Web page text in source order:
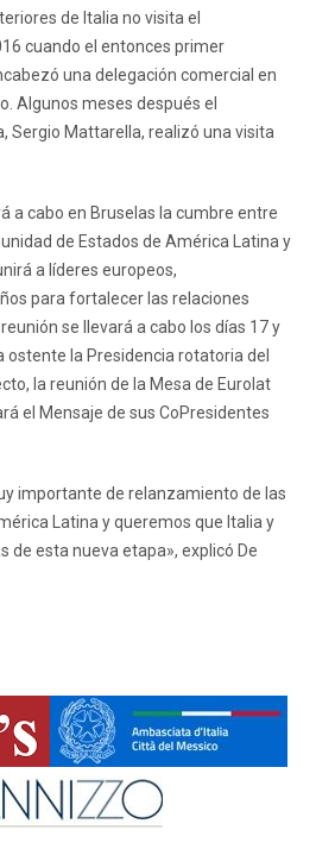
de Italia no visita el
cuando el entonces primer
una delegación comercial en
Algunos meses después el
Sergio Mattarella, realizó una visita
a cabo en Bruselas la cumbre entre
de Estados de América Latina y
a líderes europeos,
para fortalecer las relaciones
se llevará a cabo los días 17 y
ostente la Presidencia rotatoria del
la reunión de la Mesa de Eurolat
el Mensaje de sus CoPresidentes
importante de relanzamiento de las
Latina y queremos que Italia y
de esta nueva etapa», explicó De